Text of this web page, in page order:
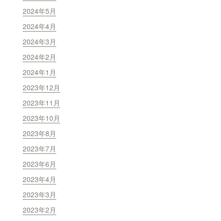
2024年5月
2024年4月
2024年3月
2024年2月
2024年1月
2023年12月
2023年11月
2023年10月
2023年8月
2023年7月
2023年6月
2023年4月
2023年3月
2023年2月